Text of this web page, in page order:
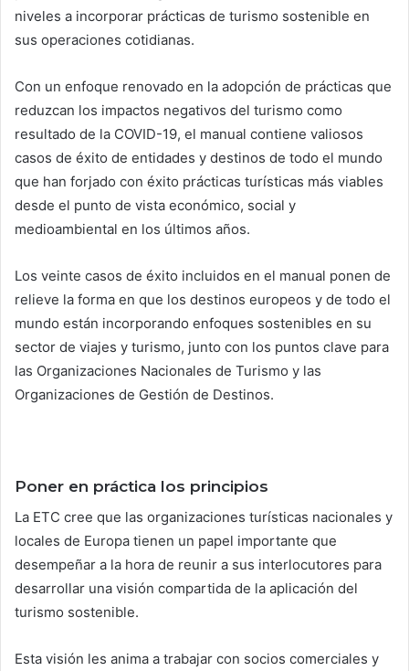
niveles a incorporar prácticas de turismo sostenible en
sus operaciones cotidianas.
Con un enfoque renovado en la adopción de prácticas que
reduzcan los impactos negativos del turismo como
resultado de la COVID-19, el manual contiene valiosos
casos de éxito de entidades y destinos de todo el mundo
que han forjado con éxito prácticas turísticas más viables
desde el punto de vista económico, social y
medioambiental en los últimos años.
Los veinte casos de éxito incluidos en el manual ponen de
relieve la forma en que los destinos europeos y de todo el
mundo están incorporando enfoques sostenibles en su
sector de viajes y turismo, junto con los puntos clave para
las Organizaciones Nacionales de Turismo y las
Organizaciones de Gestión de Destinos.
Poner en práctica los principios
La ETC cree que las organizaciones turísticas nacionales y
locales de Europa tienen un papel importante que
desempeñar a la hora de reunir a sus interlocutores para
desarrollar una visión compartida de la aplicación del
turismo sostenible.
Esta visión les anima a trabajar con socios comerciales y